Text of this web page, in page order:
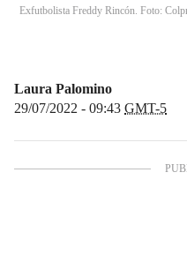
Exfutbolista Freddy Rincón. Foto:
Laura Palomino
29/07/2022 - 09:43 GMT-5